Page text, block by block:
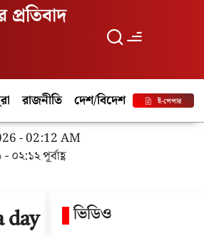
প্রতিবাদ
রাজনীতি দেশ/বিদেশ পর্যটনই-পেপার
- 02:12 AM
পূর্বাহ্ণ
day
ভিডিও